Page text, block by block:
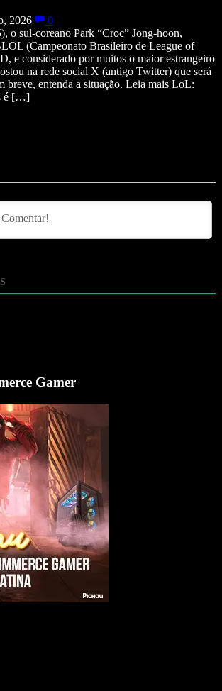
2026
0
o sul-coreano Park “Croc” Jong-hoon,
(Campeonato Brasileiro de League of
e considerado por muitos o maior estrangeiro
na rede social X (antigo Twitter) que será
breve, entenda a situação. Leia mais LoL:
é […]
Gamer